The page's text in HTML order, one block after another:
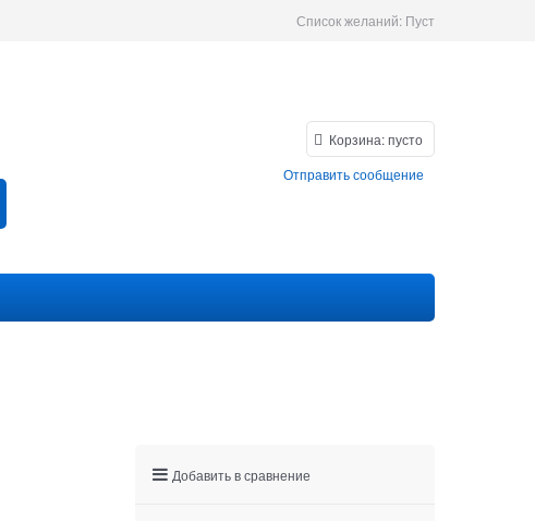
Список желаний: Пуст
Корзина:пусто
Отправить сообщение
Добавить в сравнение